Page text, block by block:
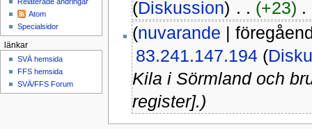
(Diskussion) ‎ . . (+23)
(nuvarande |
83.241.147.194 (
Kila i Sörmland och
register].)
Atom
Specialsidor
länkar
SVÄ hemsida
FFS hemsida
SVÄ/FFS Forum